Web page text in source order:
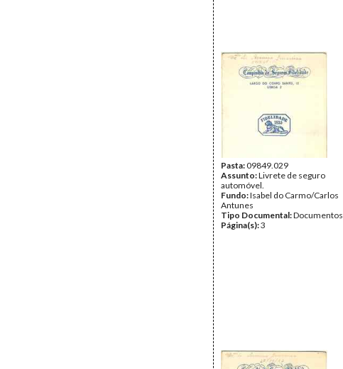
Pasta:09849.029
Assunto:Livrete de seguro
automóvel.
Fundo:Isabel do Carmo/Carlos
Antunes
Tipo Documental:Documentos
Página(s):3